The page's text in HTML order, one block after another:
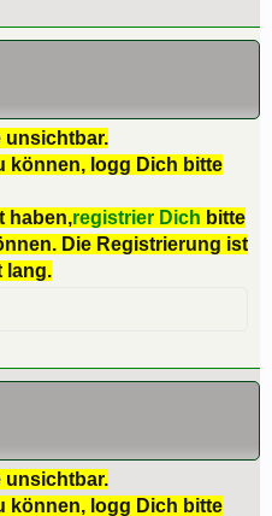
unsichtbar.
können, logg Dich bitte
haben,registrier Dich bitte
Die Registrierung ist
lang.
unsichtbar.
können, logg Dich bitte